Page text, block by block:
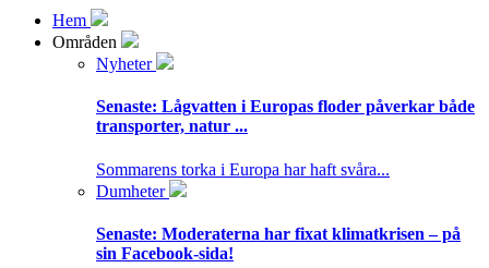
Hem
Områden
Nyheter
Senaste: Lågvatten i Europas floder påverkar både
transporter, natur ...
Sommarens torka i Europa har haft svåra...
Dumheter
Senaste: Moderaterna har fixat klimatkrisen – på
sin Facebook-sida!